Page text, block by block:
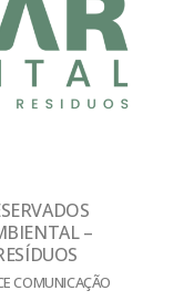
–
COMUNICAÇÃO